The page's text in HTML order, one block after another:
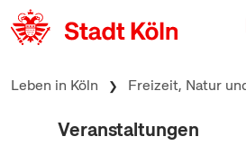
zum Inhalt springen
Leben in Köln Freizeit, Natur
Veranstaltungen